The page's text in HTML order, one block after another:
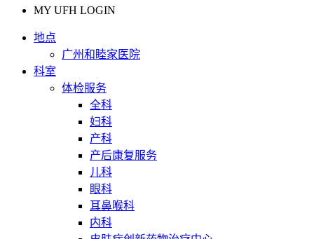
MY UFH LOGIN
地点
广州和睦家医院
科室
体检服务
全科
妇科
产科
产后康复服务
儿科
眼科
耳鼻喉科
内科